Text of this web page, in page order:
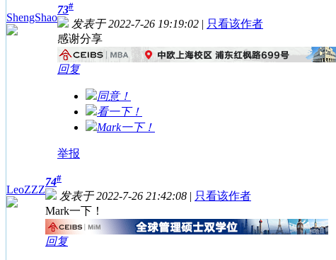
ShengShao
73#
发表于 2022-7-26 19:19:02 | 只看该作者
感谢分享
回复
同意！
看一下！
Mark一下！
举报
LeoZZZ
74#
发表于 2022-7-26 21:42:08 | 只看该作者
Mark一下！
回复